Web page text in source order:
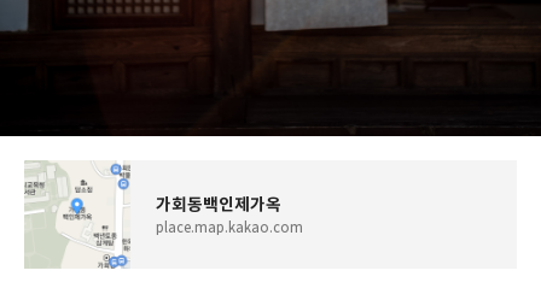
가회동백인제가옥
place.map.kakao.com